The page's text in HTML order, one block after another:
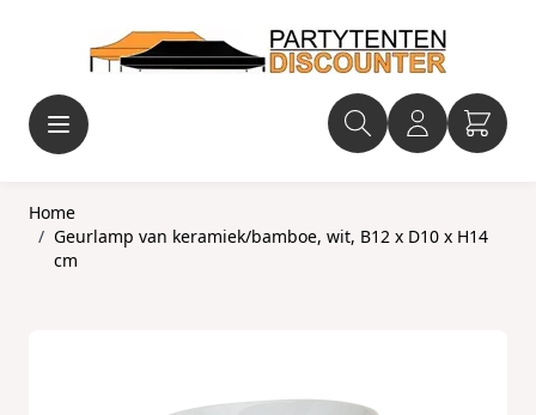
Home
/ Geurlamp van keramiek/bamboe, wit, B12 x D10 x H14
cm